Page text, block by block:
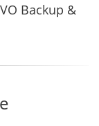
Backup &